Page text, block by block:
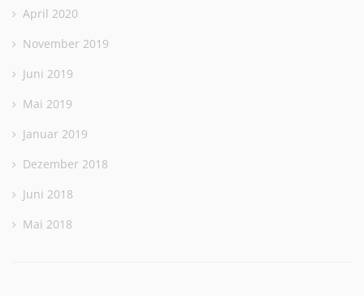
April 2020
November 2019
Juni 2019
Mai 2019
Januar 2019
Dezember 2018
Juni 2018
Mai 2018